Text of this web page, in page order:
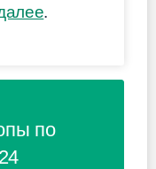
.
по